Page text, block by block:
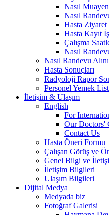
Nasıl
Nasıl
Hasta Ziyaret
Hasta Kayıt
Çalışma
Nasıl
Nasıl Randevu
Hasta Sonuçları
Radyoloji Rapor
Personel Yemek
İletişim & Ulaşım
English
For
Our Doctors'
Contact Us
Hasta Öneri Formu
Çalışan Görüş ve
Genel Bilgi ve
İletişim Bilgileri
Ulaşım Bilgileri
Dijital Medya
Medyada biz
Fotoğraf Galerisi